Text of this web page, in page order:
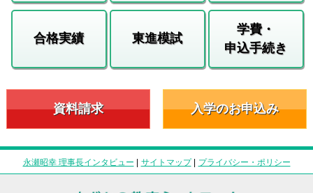
合格実績 東進模試
学費・
申込手続き
資料請求 入学のお申込み
永瀬昭幸 理事長インタビュー | サイトマップ| プライバシー・ポリシー